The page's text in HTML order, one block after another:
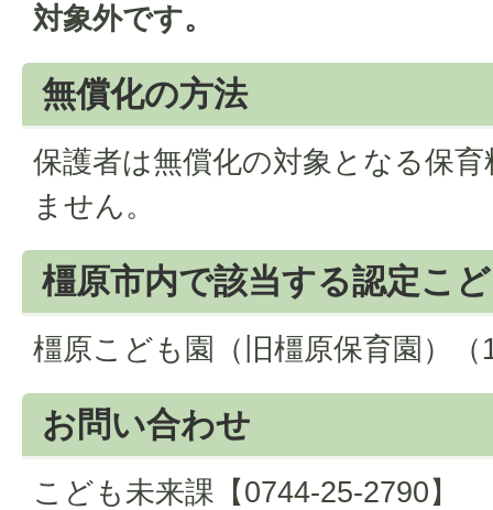
対象外です。
無償化の方法
保護者は無償化の対象となる保
ません。
橿原市内で該当する認定こ
橿原こども園（旧橿原保育園）（
お問い合わせ
こども未来課【0744-25-2790】